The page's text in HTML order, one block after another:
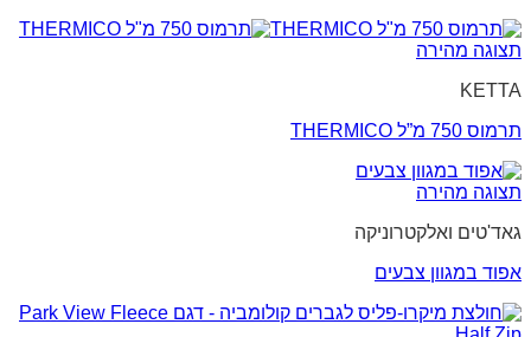
תצוגה מהירה
KETTA
תרמוס 750 מ”ל THERMICO
תצוגה מהירה
גאד'טים ואלקטרוניקה
אפוד במגוון צבעים